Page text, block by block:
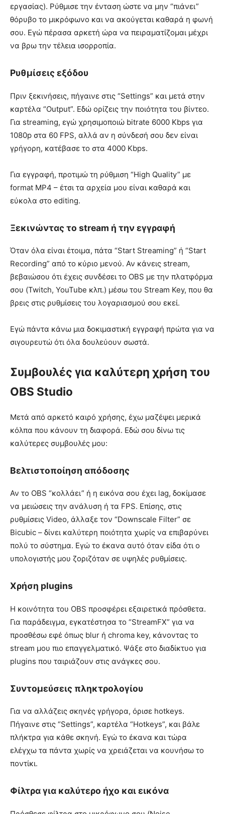
εργασίας). Ρύθμισε την ένταση ώστε να μην “πιάνει”
θόρυβο το μικρόφωνο και να ακούγεται καθαρά η φωνή
σου. Εγώ πέρασα αρκετή ώρα να πειραματίζομαι μέχρι
να βρω την τέλεια ισορροπία.
Ρυθμίσεις εξόδου
Πριν ξεκινήσεις, πήγαινε στις “Settings” και μετά στην
καρτέλα “Output”. Εδώ ορίζεις την ποιότητα του βίντεο.
Για streaming, εγώ χρησιμοποιώ bitrate 6000 Kbps για
1080p στα 60 FPS, αλλά αν η σύνδεσή σου δεν είναι
γρήγορη, κατέβασε το στα 4000 Kbps.
Για εγγραφή, προτιμώ τη ρύθμιση “High Quality” με
format MP4 – έτσι τα αρχεία μου είναι καθαρά και
εύκολα στο editing.
Ξεκινώντας το stream ή την εγγραφή
Όταν όλα είναι έτοιμα, πάτα “Start Streaming” ή “Start
Recording” από το κύριο μενού. Αν κάνεις stream,
βεβαιώσου ότι έχεις συνδέσει το OBS με την πλατφόρμα
σου (Twitch, YouTube κλπ.) μέσω του Stream Key, που θα
βρεις στις ρυθμίσεις του λογαριασμού σου εκεί.
Εγώ πάντα κάνω μια δοκιμαστική εγγραφή πρώτα για να
σιγουρευτώ ότι όλα δουλεύουν σωστά.
Συμβουλές για καλύτερη χρήση του
OBS Studio
Μετά από αρκετό καιρό χρήσης, έχω μαζέψει μερικά
κόλπα που κάνουν τη διαφορά. Εδώ σου δίνω τις
καλύτερες συμβουλές μου:
Βελτιστοποίηση απόδοσης
Αν το OBS “κολλάει” ή η εικόνα σου έχει lag, δοκίμασε
να μειώσεις την ανάλυση ή τα FPS. Επίσης, στις
ρυθμίσεις Video, άλλαξε τον “Downscale Filter” σε
Bicubic – δίνει καλύτερη ποιότητα χωρίς να επιβαρύνει
πολύ το σύστημα. Εγώ το έκανα αυτό όταν είδα ότι ο
υπολογιστής μου ζοριζόταν σε υψηλές ρυθμίσεις.
Χρήση plugins
Η κοινότητα του OBS προσφέρει εξαιρετικά πρόσθετα.
Για παράδειγμα, εγκατέστησα το “StreamFX” για να
προσθέσω εφέ όπως blur ή chroma key, κάνοντας το
stream μου πιο επαγγελματικό. Ψάξε στο διαδίκτυο για
plugins που ταιριάζουν στις ανάγκες σου.
Συντομεύσεις πληκτρολογίου
Για να αλλάζεις σκηνές γρήγορα, όρισε hotkeys.
Πήγαινε στις “Settings”, καρτέλα “Hotkeys”, και βάλε
πλήκτρα για κάθε σκηνή. Εγώ το έκανα και τώρα
ελέγχω τα πάντα χωρίς να χρειάζεται να κουνήσω το
ποντίκι.
Φίλτρα για καλύτερο ήχο και εικόνα